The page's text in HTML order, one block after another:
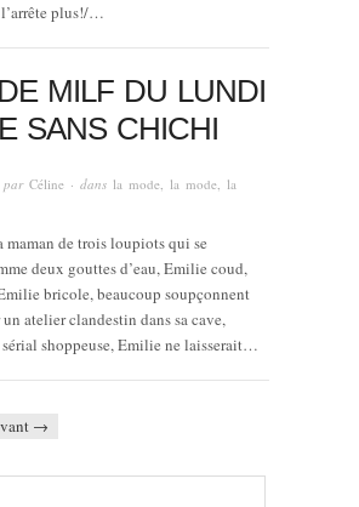
plus!/…
MILF DU LUNDI
SANS CHICHI
par Céline · dans la mode, la mode, la
de trois loupiots qui se
deux gouttes d’eau, Emilie coud,
bricole, beaucoup soupçonnent
atelier clandestin dans sa cave,
shoppeuse, Emilie ne laisserait…
→